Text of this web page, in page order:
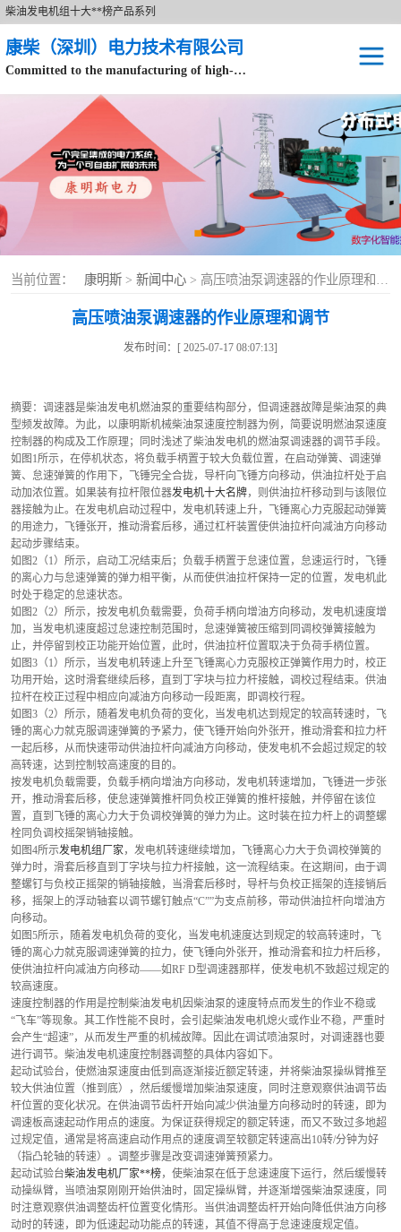
柴油发电机组十大**榜产品系列
康柴（深圳）电力技术有限公司
Committed to the manufacturing of high-end brand diesel generator sets.
当前位置： 康明斯 > 新闻中心 > 高压喷油泵调速器的作业原理和调节
高压喷油泵调速器的作业原理和调节
发布时间：[ 2025-07-17 08:07:13]
摘要：调速器是柴油发电机燃油泵的重要结构部分，但调速器故障是柴油泵的典
型频发故障。为此，以康明斯机械柴油泵速度控制器为例，简要说明燃油泵速度
控制器的构成及工作原理；同时浅述了柴油发电机的燃油泵调速器的调节手段。
如图1所示，在停机状态，将负载手柄置于较大负载位置，在启动弹簧、调速弹
簧、怠速弹簧的作用下，飞锤完全合拢，导杆向飞锤方向移动，供油拉杆处于启
动加浓位置。如果装有拉杆限位器发电机十大名牌，则供油拉杆移动到与该限位
器接触为止。在发电机启动过程中，发电机转速上升，飞锤离心力克服起动弹簧
的用途力，飞锤张开，推动滑套后移，通过杠杆装置使供油拉杆向减油方向移动
起动步骤结束。
如图2（1）所示，启动工况结束后；负载手柄置于怠速位置，怠速运行时，飞锤
的离心力与怠速弹簧的弹力相平衡，从而使供油拉杆保持一定的位置，发电机此
时处于稳定的怠速状态。
如图2（2）所示，按发电机负载需要，负荷手柄向增油方向移动，发电机速度增
加，当发电机速度超过怠速控制范围时，怠速弹簧被压缩到同调校弹簧接触为
止，并停留到校正功能开始位置，此时，供油拉杆位置取决于负荷手柄位置。
如图3（1）所示，当发电机转速上升至飞锤离心力克服校正弹簧作用力时，校正
功用开始，这时滑套继续后移，直到丁字块与拉力杆接触，调校过程结束。供油
拉杆在校正过程中相应向减油方向移动一段距离，即调校行程。
如图3（2）所示，随着发电机负荷的变化，当发电机达到规定的较高转速时，飞
锤的离心力就克服调速弹簧的予紧力，使飞锤开始向外张开，推动滑套和拉力杆
一起后移，从而快速带动供油拉杆向减油方向移动，使发电机不会超过规定的较
高转速，达到控制较高速度的目的。
按发电机负载需要，负载手柄向增油方向移动，发电机转速增加，飞锤进一步张
开，推动滑套后移，使怠速弹簧推杆同负校正弹簧的推杆接触，并停留在该位
置，直到飞锤的离心力大于负调校弹簧的弹力为止。这时装在拉力杆上的调整螺
栓同负调校摇架销轴接触。
如图4所示发电机组厂家，发电机转速继续增加，飞锤离心力大于负调校弹簧的
弹力时，滑套后移直到丁字块与拉力杆接触，这一流程结束。在这期间，由于调
整螺钉与负校正摇架的销轴接触，当滑套后移时，导杆与负校正摇架的连接销后
移，摇架上的浮动轴套以调节螺钉触点“C””为支点前移，带动供油拉杆向增油方
向移动。
如图5所示，随着发电机负荷的变化，当发电机速度达到规定的较高转速时，飞
锤的离心力就克服调速弹簧的拉力，使飞锤向外张开，推动滑套和拉力杆后移，
使供油拉杆向减油方向移动——如RF D型调速器那样，使发电机不致超过规定的
较高速度。
速度控制器的作用是控制柴油发电机因柴油泵的速度特点而发生的作业不稳或
“飞车”等现象。其工作性能不良时，会引起柴油发电机熄火或作业不稳，严重时
会产生“超速”，从而发生严重的机械故障。因此在调试喷油泵时，对调速器也要
进行调节。柴油发电机速度控制器调整的具体内容如下。
起动试验台，使燃油泵速度由低到高逐渐接近额定转速，并将柴油泵操纵臂推至
较大供油位置（推到底），然后缓慢增加柴油泵速度，同时注意观察供油调节齿
杆位置的变化状况。在供油调节齿杆开始向减少供油量方向移动时的转速，即为
调速板高速起动作用点的速度。为保证获得规定的额定转速，而又不致过多地超
过规定值，通常是将高速启动作用点的速度调至较额定转速高出10转/分钟为好
（指凸轮轴的转速）。调整步骤是改变调速弹簧预紧力。
起动试验台柴油发电机厂家**榜，使柴油泵在低于怠速速度下运行，然后缓慢转
动操纵臂，当喷油泵刚刚开始供油时，固定操纵臂，并逐渐增强柴油泵速度，同
时注意观察供油调整齿杆位置变化情形。当供油调整齿杆开始向降低供油方向移
动时的转速，即为低速起动功能点的转速，其值不得高于怠速速度规定值。
静音型
移动电站
康明斯配件